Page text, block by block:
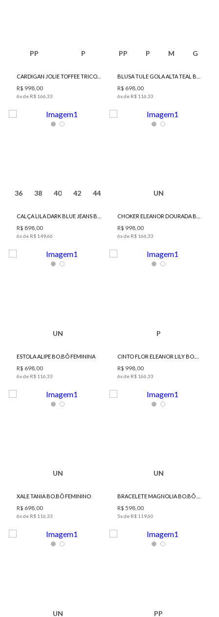
PP P
CARDIGAN JOLIE TOFFEE TRICOT BO.BÔ FEMININO
R$ 998 00
6x de R$ 166 33
PP P M G
R$ 698 00
6x de R$ 116 33
36 38 40 42 44
R$ 898,00
6x de R$ 14966
UN
R$ 998,00
6x de R$ 166 33
UN
ESTOLA ALIPE BO.BÔ FEMININA
R$ 698 00
6x de R$ 116 33
P
R$ 998 00
6x de R$ 166 33
UN
XALE TANIA BO.BÔ FEMININO
R$ 698,00
6x de R$ 116 33
UN
R$ 598,00
5x de R$ 11960
UN PP